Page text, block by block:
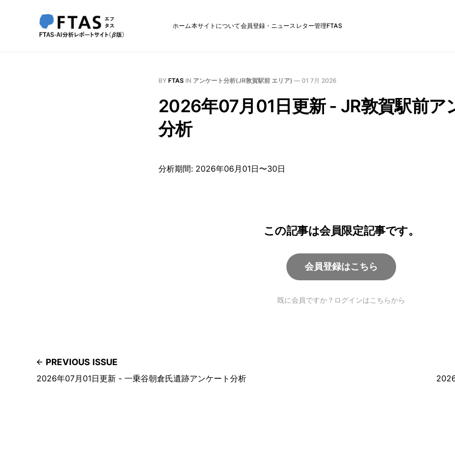
ホーム本サイトについて会員登録・ニュースレター管理FTAS
BY FTAS IN アンケート分析(JR敦賀駅前 エリア) — 01 7月 2026
2026年07月01日更新 - JR敦賀駅前ア
分析
分析期間: 2026年06月01日〜30日
この記事は会員限定記事です。
会員登録はこちら
既に会員ですか？ログインはこちらから
PREVIOUS ISSUE
2026年07月01日更新 - 一乗谷朝倉氏遺跡アンケート分析